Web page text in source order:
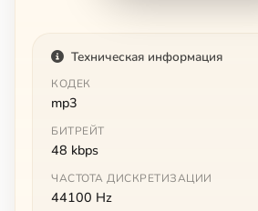
Техническая информация
КОДЕК
mp3
БИТРЕЙТ
48 kbps
ЧАСТОТА ДИСКРЕТИЗАЦИИ
44100 Hz